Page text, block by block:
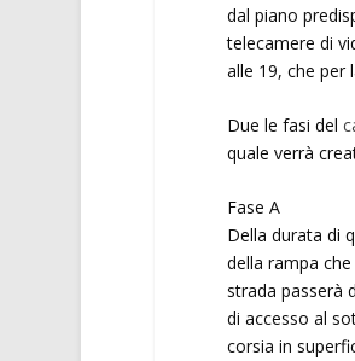
dal piano
telecamere di
alle 19, che per
Due le fasi del
quale verrà
Fase A
Della durata di
della rampa
strada passerà
di accesso al
corsia in